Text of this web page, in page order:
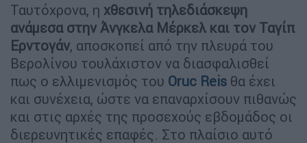
Ταυτόχρονα, η χθεσινή τηλεδιάσκεψη
ανάμεσα στην Άνγκελα Μέρκελ και τον Ταγίπ
Ερντογάν, αποσκοπεί από την πλευρά του
Βερολίνου τουλάχιστον να διασφαλισθεί
πως ο ελλιμενισμός του Oruc Reis θα έχει
και συνέχεια, ώστε να επαναρχίσουν πιθανώς
και στις αρχές της προσεχούς εβδομάδος οι
διερευνητικές επαφές. Στο πλαίσιο αυτό